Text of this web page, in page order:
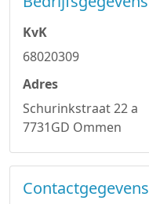
KvK
68020309
Adres
Schurinkstraat 22 a
7731GD Ommen
Contactgegevens